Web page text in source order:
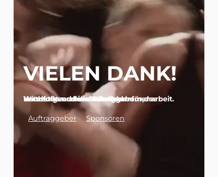
VIELEN DANK!
Wir danken allen Auftraggebern, Unterstützern und Förderern für das Vertrauen und die tolle Zusammenarbeit. Nachfolgend eine Auswahl.
Auftraggeber Sponsoren